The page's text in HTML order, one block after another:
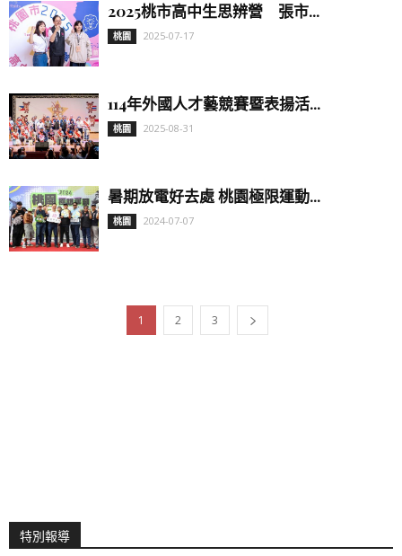
2025桃市高中生思辨營 張市...
桃園 2025-07-17
114年外國人才藝競賽暨表揚活...
桃園 2025-08-31
暑期放電好去處 桃園極限運動...
桃園 2024-07-07
1 2 3
特別報導